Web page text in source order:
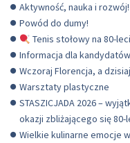
Aktywność, nauka i rozwój!
Powód do dumy!
Tenis stołowy na 80-
Informacja dla
Wczoraj Florencja, a
Warsztaty plastyczne
STASZICJADA 2026 –
okazji zbliżającego się 80-
Wielkie kulinarne emocje